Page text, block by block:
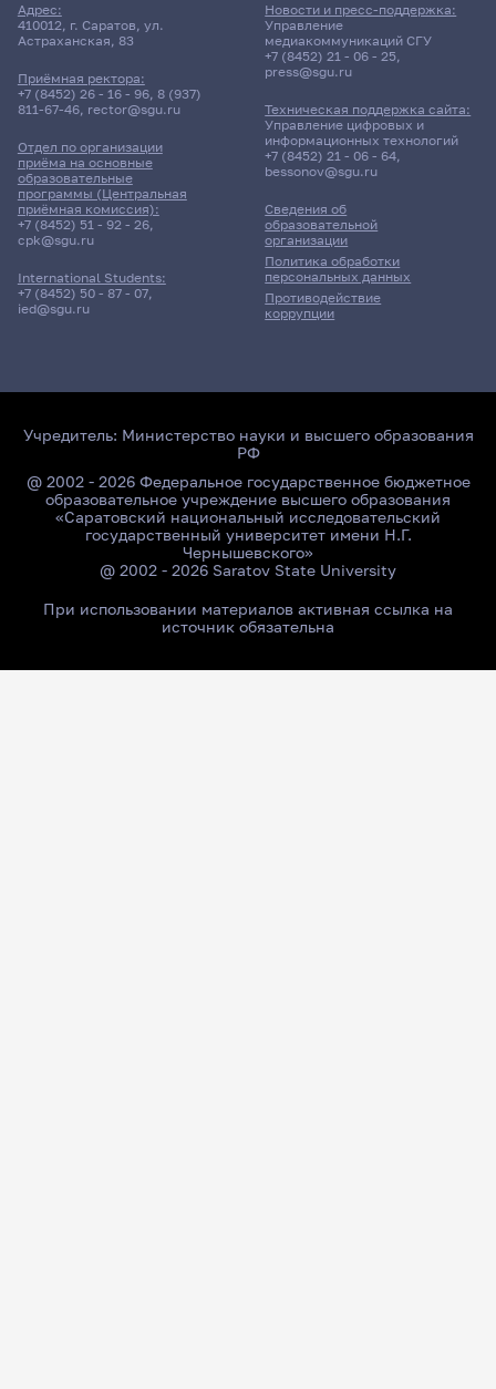
Адрес:
410012, г. Саратов, ул.
Астраханская, 83
Приёмная ректора:
+7 (8452) 26 - 16 - 96, 8 (937)
811-67-46, rector@sgu.ru
Отдел по организации
приёма на основные
образовательные
программы (Центральная
приёмная комиссия):
+7 (8452) 51 - 92 - 26,
cpk@sgu.ru
International Students:
+7 (8452) 50 - 87 - 07,
ied@sgu.ru
Сведения об
образовательной
организации
Политика обработки
персональных данных
Противодействие
коррупции
Новости и пресс-поддержка:
Управление
медиакоммуникаций СГУ
+7 (8452) 21 - 06 - 25,
press@sgu.ru
Техническая поддержка сайта:
Управление цифровых и
информационных технологий
+7 (8452) 21 - 06 - 64,
bessonov@sgu.ru
Учредитель: Министерство науки и высшего образования
РФ
@ 2002 - 2026 Федеральное государственное бюджетное
образовательное учреждение высшего образования
«Саратовский национальный исследовательский
государственный университет имени Н.Г.
Чернышевского»
@ 2002 - 2026 Saratov State University
При использовании материалов активная ссылка на
источник обязательна